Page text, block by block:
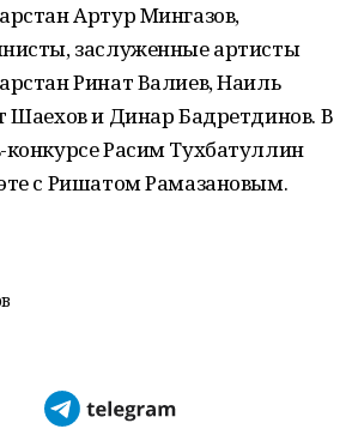
Артур Мингазов,
заслуженные артисты
Ринат Валиев, Наиль
Шаехов и Динар Бадретдинов. В
конкурсе Расим Тухбатуллин
с Ришатом Рамазановым.